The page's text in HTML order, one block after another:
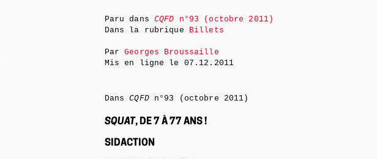
Paru dans CQFD n°93 (octobre 2011)
Dans la rubrique Billets
ParGeorges Broussaille
Mis en ligne le 07.12.2011
DansCQFDn°93 (octobre 2011)
SQUAT, DE 7 À 77 ANS !
SIDACTION